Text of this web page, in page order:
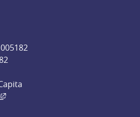
Länk till annan webbplats, öppnas